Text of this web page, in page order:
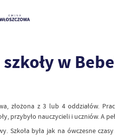
w
złożona z 3 lub 4 oddziałów.
przybyło nauczycieli i uczniów. A
była jak na ówczesne